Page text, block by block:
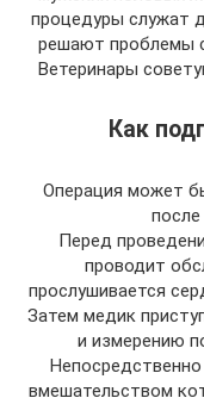
процедуры служат
решают проблемы
Ветеринары
Как
Операция может
Перед
проводит
прослушивается
Затем медик
и измерению
Непосредственно
вмешательством